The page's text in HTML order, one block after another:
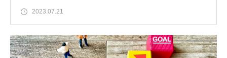
2023.07.21